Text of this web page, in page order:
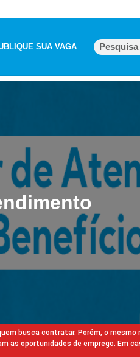
SUA VAGA
busca contratar. Porém, o mesmo
as oportunidades de emprego. Em